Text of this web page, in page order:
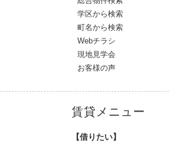
学区から検索
町名から検索
Webチラシ
現地見学会
お客様の声
賃貸メニュー
【借りたい】